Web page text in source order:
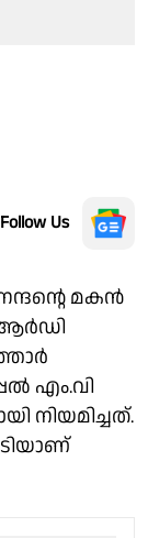
Follow Us
മകൻ
എം.വി
നിയമിച്ചത്.